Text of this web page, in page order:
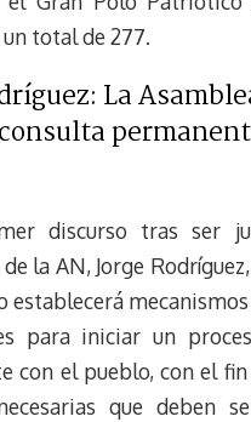
un total de 277.
La
discurso tras ser
la AN, Jorge
establecerá
para iniciar un
con el pueblo, con el
que deben